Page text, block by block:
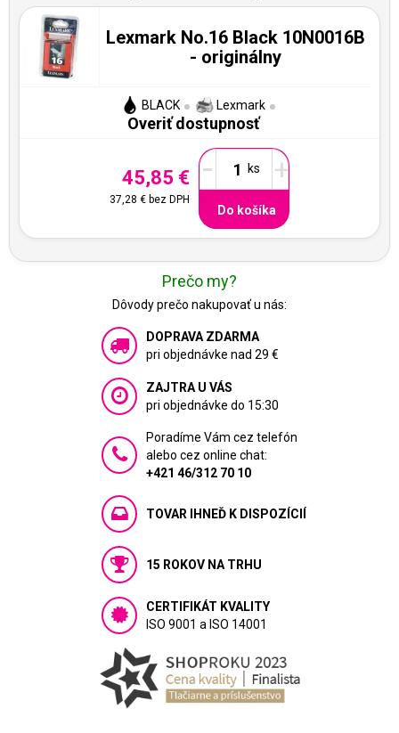
Lexmark No.16 Black 10N0016B
- originálny
BLACK Lexmark
Overiť dostupnosť
45,85 €
37,28 € bez DPH
- +
Do košíka
Prečo my?
Dôvody prečo nakupovať u nás:
DOPRAVA ZDARMA
pri objednávke nad 29 €
ZAJTRA U VÁS
pri objednávke do 15:30
Poradíme Vám cez telefón
alebo cez online chat:
+421 46/312 70 10
TOVAR IHNEĎ K DISPOZÍCIÍ
15 ROKOV NA TRHU
CERTIFIKÁT KVALITY
ISO 9001 a ISO 14001